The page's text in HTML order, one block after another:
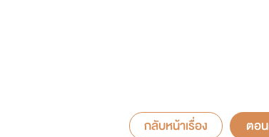
กลับหน้าเรื่อง ตอ